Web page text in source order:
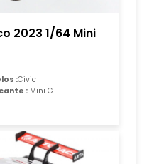
2023 1/64 Mini
:Civic
: Mini GT